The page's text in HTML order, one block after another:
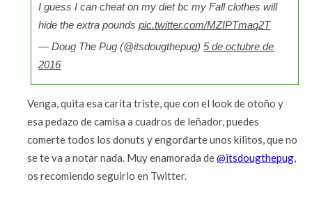
I guess I can cheat on my diet bc my Fall clothes will
hide the extra poundspic.twitter.com/MZIPTmaq2T
— Doug The Pug (@itsdougthepug)5 de octubre de
2016
Venga, quita esa carita triste, que con el look de otoño y
esa pedazo de camisa a cuadros de leñador, puedes
comerte todos los donuts y engordarte unos kilitos, que no
se te va a notar nada. Muy enamorada de@itsdougthepug,
os recomiendo seguirlo en Twitter.